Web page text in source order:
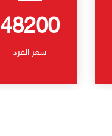
48200
سعر الفرد